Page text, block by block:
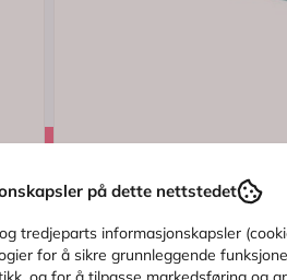
3M
Micropore Kirurgisk Tape
på dette nettstedet
tredjeparts informasjonskapsler
for å sikre grunnleggende